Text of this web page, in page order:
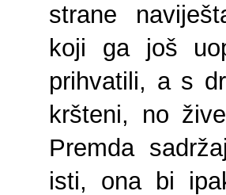
strane
koji ga još
prihvatili, a s
kršteni, no
Premda
isti, ona bi